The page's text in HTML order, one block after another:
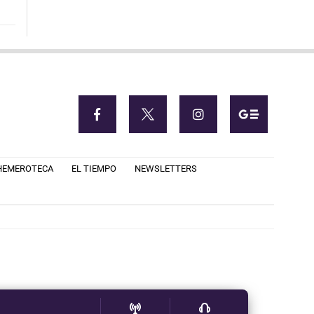
EL TIEMPO NEWSLETTERS